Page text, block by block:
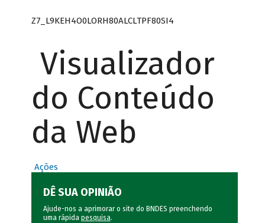
Z7_L9KEH4O0LORH80ALCLTPF80SI4
Visualizador
do Conteúdo
da Web
Ações
DÊ SUA OPINIÃO
Ajude-nos a aprimorar o site do BNDES preenchendo
uma rápida pesquisa.